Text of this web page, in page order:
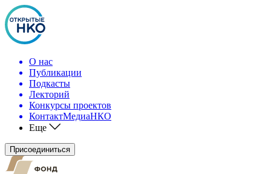
О нас
Публикации
Подкасты
Лекторий
Конкурсы проектов
КонтактМедиаНКО
Еще
Присоединиться